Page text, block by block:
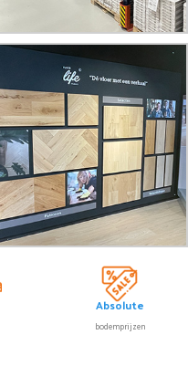
Absolute
bodemprijzen